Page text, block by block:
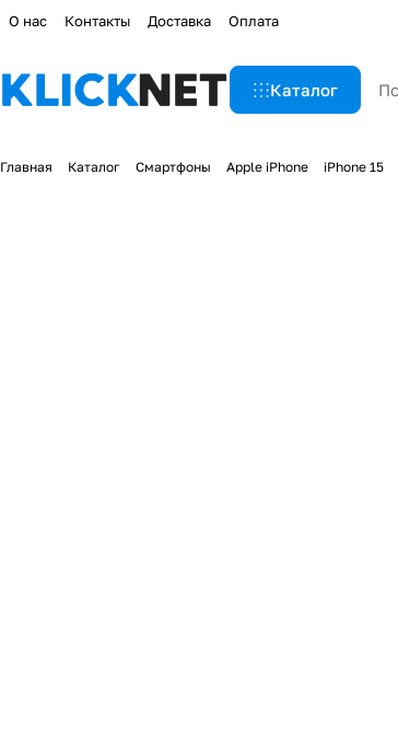
О нас Контакты Доставка Оплата
Каталог
Главная Каталог Смартфоны Apple iPhone iPhone 15